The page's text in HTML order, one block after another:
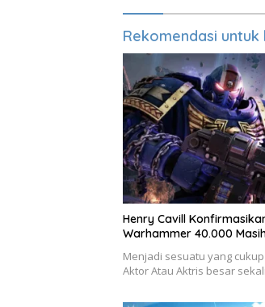
Rekomendasi untuk
Henry Cavill
Warhammer 40.000
Menjadi sesuatu yang
Aktor Atau Aktris besar